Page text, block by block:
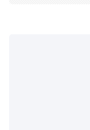
นักเรียนเป็นผู้เลือ
ว่าอนาคตของนัก
าบัน Finn จึงออ
เรียนเริ่มเรียน ร่
า และมีหลายๆเค